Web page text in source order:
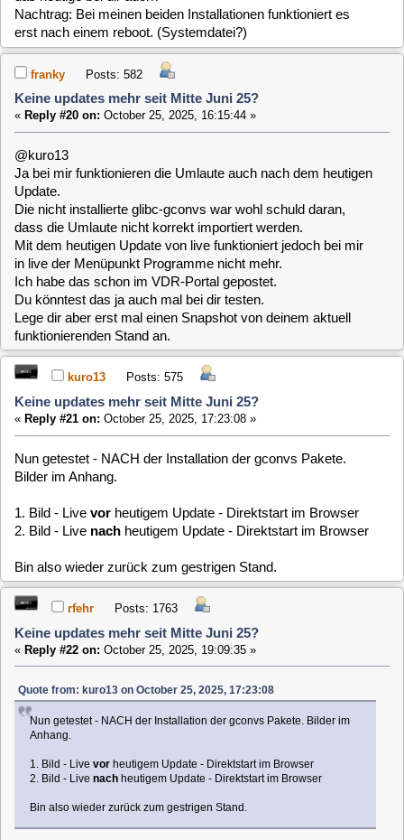
Mit dem heutigen Update von live funktioniert jedoch bei mir
in live der Menüpunkt Programme nicht mehr.
Ich habe das schon im VDR-Portal gepostet.
Du könntest das ja auch mal bei dir testen.
Lege dir aber erst mal einen Snapshot von deinem aktuell
funktionierenden Stand an.
kuro13 Posts: 575
Keine updates mehr seit Mitte Juni 25?
«Reply #21 on:
Nun getestet - NACH der Installation der gconvs Pakete.
Bilder im Anhang.
1. Bild - Livevorheutigem Update - Direktstart im Browser
2. Bild - Livenachheutigem Update - Direktstart im Browser
Bin also wieder zurück zum gestrigen Stand.
Posts: 1763
Keine updates mehr seit Mitte Juni 25?
«Reply #22 on:October 25, 2025, 19:09:35 »
Quote from: kuro13 on October 25, 2025, 17:23:08
Nun getestet - NACH der Installation der gconvs Pakete. Bilder im
Anhang.
1. Bild - Livevorheutigem Update - Direktstart im Browser
heutigem Update - Direktstart im Browser
Bin also wieder zurück zum gestrigen Stand.
hast du voher mal den Cache vom Browser geleert?
Denn ich kann die Problem nicht nachvollziehen.
Gruß,
Roland
franky Posts: 582
Geändert auf VDR plugin live
«Reply #23 on:October 26, 2025, 00:24:34 »
Man muss den Browser Cache ggf. mehrmals löschen damit
bei der aktuellen Version von live im Nightbuild wieder alles
funktioniert.
kuro13 Posts: 575
Geändert auf VDR plugin live
Ich habe gestern offensichtlich bei meiner USB Installation